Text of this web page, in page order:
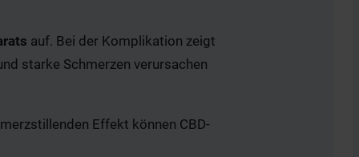
auf. Bei der Komplikation zeigt
starke Schmerzen verursachen
Effekt können CBD-